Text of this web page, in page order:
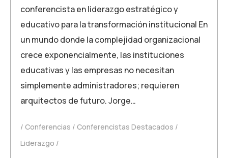
conferencista en liderazgo estratégico y
educativo para la transformación institucional En
un mundo donde la complejidad organizacional
crece exponencialmente, las instituciones
educativas y las empresas no necesitan
simplemente administradores; requieren
arquitectos de futuro. Jorge…
Conferencias
Conferencistas Destacados
Liderazgo